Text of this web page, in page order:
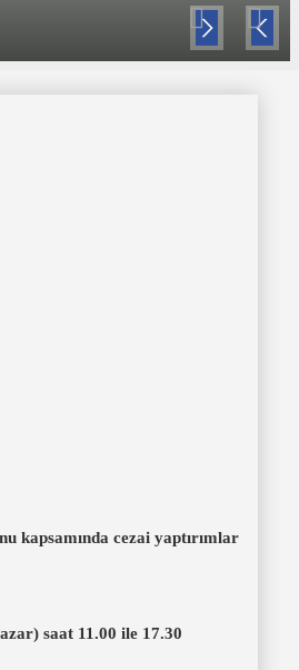
Pre
viou
Nex
t
kapsamında cezai yaptırımlar
saat 11.00 ile 17.30